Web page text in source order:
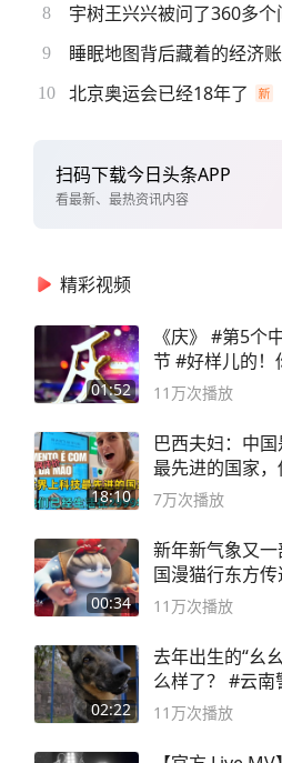
8 宇树王兴兴被问了360多个
9 睡眠地图背后藏着的经济账
10 北京奥运会已经18年了
扫码下载今日头条APP
看最新、最热资讯内容
精彩视频
01:52
《庆》 #第5个
节 #好样儿的
11万次播放
18:10
巴西夫妇：中
最先进的国家
2999年
7万次播放
00:34
新年新气象又
国漫猫行东方
11万次播放
02:22
去年出生的“幺
么样了？ #云南
11万次播放